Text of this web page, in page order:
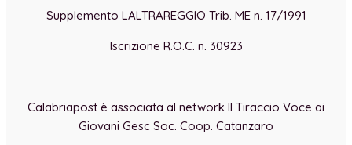
Supplemento LALTRAREGGIO Trib. ME n. 17/1991
Iscrizione R.O.C. n. 30923
Calabriapost è associata al network Il Tiraccio Voce ai
Giovani Gesc Soc. Coop. Catanzaro